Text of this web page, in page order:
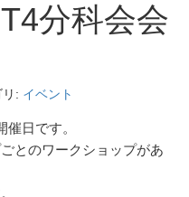
分科会会
リ: イベント
日です。
とのワークショップがあ